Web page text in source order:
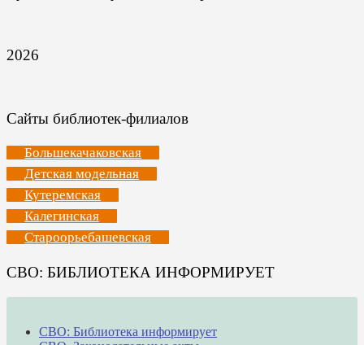
2026
Сайты библиотек-филиалов
Большекачаковская
Детская модельная
Кутеремская
Калегинская
Староорьебашевская
СВО: БИБЛИОТЕКА ИНФОРМИРУЕТ
СВО: Библиотека информирует